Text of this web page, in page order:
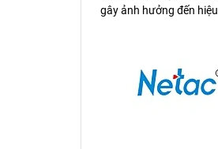
gây ảnh hưởng đến